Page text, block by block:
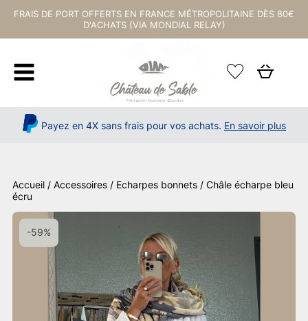
FRAIS DE PORT OFFERTS EN FRANCE MÉTROPOLITAINE DÈS 80€
D'ACHATS (VIA MONDIAL RELAY)
Payez en 4X sans frais pour vos achats. En savoir plus
Accueil / Accessoires / Echarpes bonnets / Châle écharpe bleu
écru
-59%